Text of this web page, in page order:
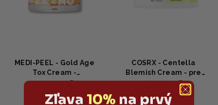
MEDI-PEEL - Gold Age
Tox Cream -
Protivráskový krém 50g
19,50 €
23,25 € (–16 %)
COSRX - Centella
Blemish Cream - pre
podráždenú a aknóznu
pokožku 30ml
14,50 €
18,90 € (–23 %)
Zľava 10% na prvý